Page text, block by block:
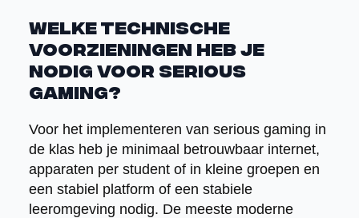
Welke technische
voorzieningen heb je
nodig voor serious
gaming?
Voor het implementeren van serious gaming in
de klas heb je minimaal betrouwbaar internet,
apparaten per student of in kleine groepen en
een stabiel platform of een stabiele
leeromgeving nodig. De meeste moderne